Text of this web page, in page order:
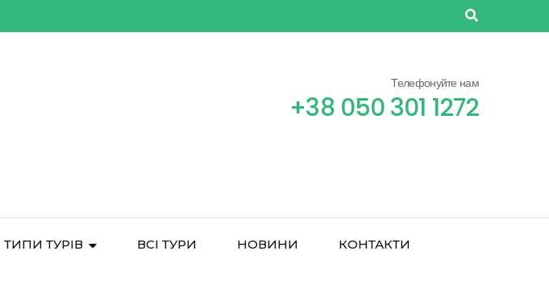
Телефонуйте нам
+38 050 301 1272
ТИПИ ТУРІВ ВСІ ТУРИ НОВИНИ КОНТАКТИ